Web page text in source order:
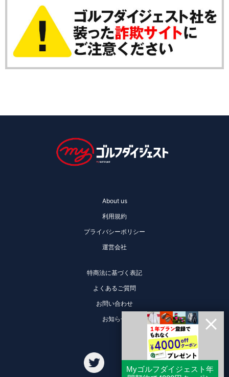
About us
利用規約
プライバシーポリシー
運営会社
特商法に基づく表記
よくあるご質問
お問い合わせ
お知らせ